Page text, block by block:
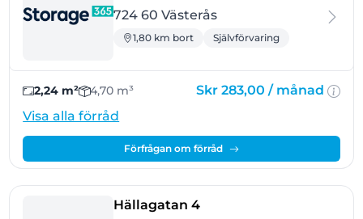
724 60 Västerås
1,80 km bort Självförvaring
2,24 m² 4,70 m³ Skr 283,00 / månad
Visa alla förråd
Förfrågan om förråd
Hällagatan 4- Västerås